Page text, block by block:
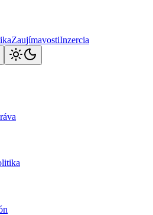
ZaujímavostiInzercia